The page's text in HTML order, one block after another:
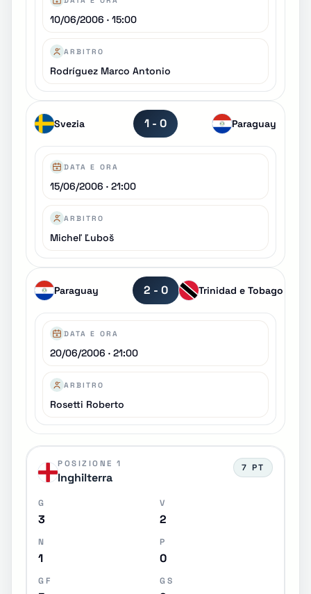
10/06/2006 · 15:00
ARBITRO
Rodríguez Marco Antonio
Svezia 1 - 0 Paraguay
DATA E ORA
15/06/2006 · 21:00
ARBITRO
Micheľ Ľuboš
Paraguay 2 - 0 Trinidad e Tobago
DATA E ORA
20/06/2006 · 21:00
ARBITRO
Rosetti Roberto
POSIZIONE 1
Inghilterra
7 PT
G
3
V
2
N
1
P
0
GF GS